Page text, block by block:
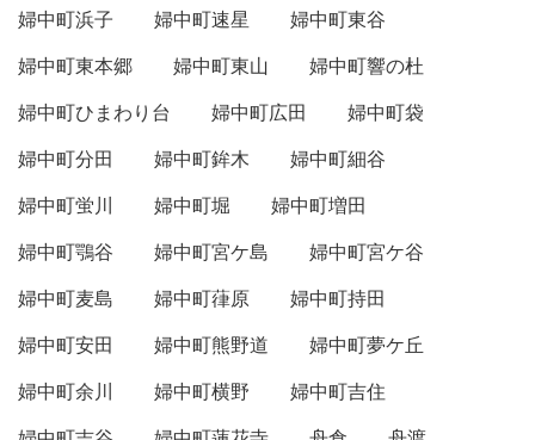
婦中町浜子
婦中町速星
婦中町東谷
婦中町東本郷
婦中町東山
婦中町響の杜
婦中町ひまわり台
婦中町広田
婦中町袋
婦中町分田
婦中町鉾木
婦中町細谷
婦中町蛍川
婦中町堀
婦中町増田
婦中町鶚谷
婦中町宮ケ島
婦中町宮ケ谷
婦中町麦島
婦中町葎原
婦中町持田
婦中町安田
婦中町熊野道
婦中町夢ケ丘
婦中町余川
婦中町横野
婦中町吉住